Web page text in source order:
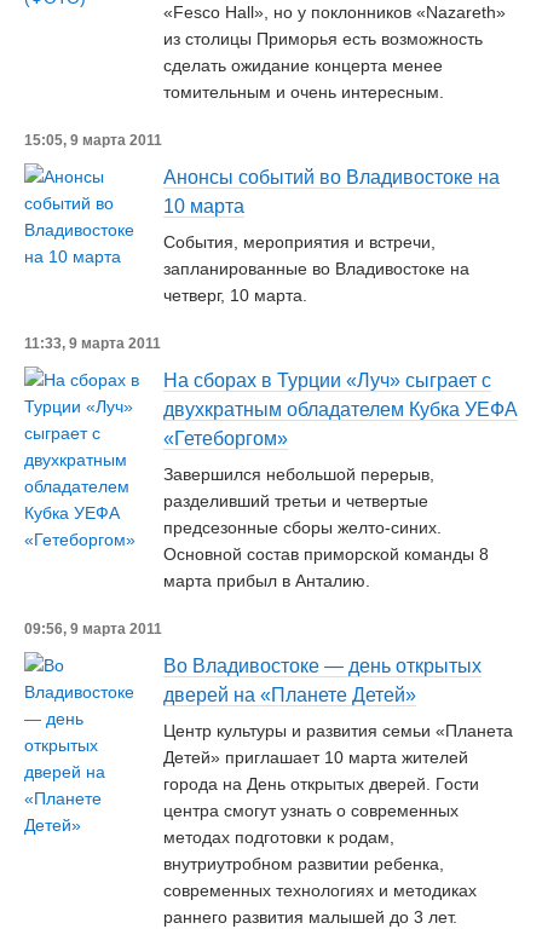
«Fesco Hall», но у поклонников «Nazareth»
из столицы Приморья есть возможность
сделать ожидание концерта менее
томительным и очень интересным.
15:05, 9 марта 2011
Анонсы событий во Владивостоке на
10 марта
События, мероприятия и встречи,
запланированные во Владивостоке на
четверг, 10 марта.
11:33, 9 марта 2011
На сборах в Турции «Луч» сыграет с
двухкратным обладателем Кубка УЕФА
«Гетеборгом»
Завершился небольшой перерыв,
разделивший третьи и четвертые
предсезонные сборы желто-синих.
Основной состав приморской команды 8
марта прибыл в Анталию.
09:56, 9 марта 2011
Во Владивостоке — день открытых
дверей на «Планете Детей»
Центр культуры и развития семьи «Планета
Детей» приглашает 10 марта жителей
города на День открытых дверей. Гости
центра смогут узнать о современных
методах подготовки к родам,
внутриутробном развитии ребенка,
современных технологиях и методиках
раннего развития малышей до 3 лет.